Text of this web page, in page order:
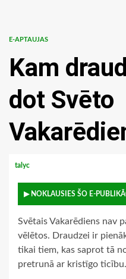
E-APTAUJAS
Kam
dot Svēto
talyc
▶ NOKLAUSIES ŠO E-
Svētais Vakarēdiens nav
vēlētos. Draudzei ir
tikai tiem, kas saprot tā
pretrunā ar kristīgo ticību.